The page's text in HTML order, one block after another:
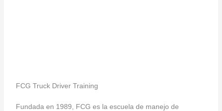
FCG Truck Driver Training
Fundada en 1989, FCG es la escuela de manejo de